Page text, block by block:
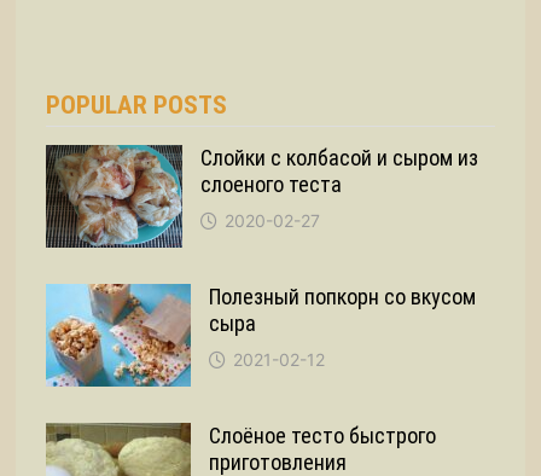
POPULAR POSTS
Слойки с колбасой и сыром из
слоеного теста
2020-02-27
Полезный попкорн со вкусом
сыра
2021-02-12
Слоёное тесто быстрого
приготовления